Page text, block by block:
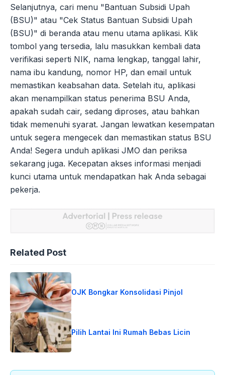
Selanjutnya, cari menu "Bantuan Subsidi Upah
(BSU)" atau "Cek Status Bantuan Subsidi Upah
(BSU)" di beranda atau menu utama aplikasi. Klik
tombol yang tersedia, lalu masukkan kembali data
verifikasi seperti NIK, nama lengkap, tanggal lahir,
nama ibu kandung, nomor HP, dan email untuk
memastikan keabsahan data. Setelah itu, aplikasi
akan menampilkan status penerima BSU Anda,
apakah sudah cair, sedang diproses, atau bahkan
tidak memenuhi syarat. Jangan lewatkan kesempatan
untuk segera mengecek dan memastikan status BSU
Anda! Segera unduh aplikasi JMO dan periksa
sekarang juga. Kecepatan akses informasi menjadi
kunci utama untuk mendapatkan hak Anda sebagai
pekerja.
Related Post
OJK Bongkar Konsolidasi Pinjol
Pilih Lantai Ini Rumah Bebas Licin